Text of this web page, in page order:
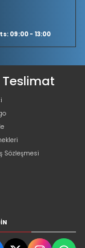
09:00 - 13:00
Teslimat
Sözleşmesi